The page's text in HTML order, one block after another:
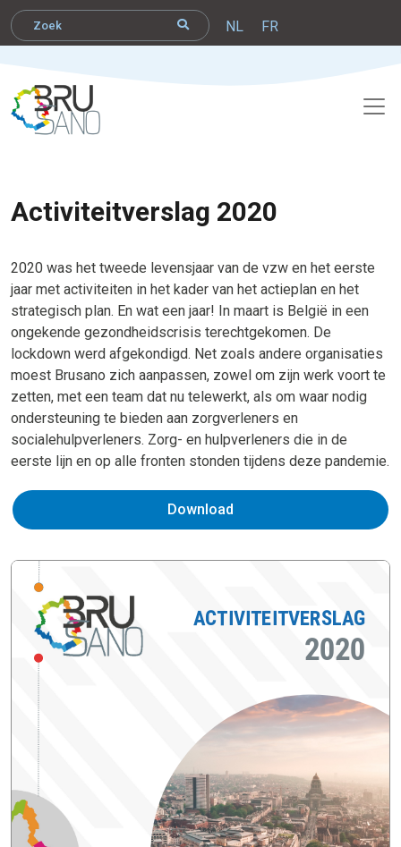
NL FR
Activiteitverslag 2020
2020 was het tweede levensjaar van de vzw en het eerste
jaar met activiteiten in het kader van het actieplan en het
strategisch plan. En wat een jaar! In maart is België in een
ongekende gezondheidscrisis terechtgekomen. De
lockdown werd afgekondigd. Net zoals andere organisaties
moest Brusano zich aanpassen, zowel om zijn werk voort te
zetten, met een team dat nu telewerkt, als om waar nodig
ondersteuning te bieden aan zorgverleners en
socialehulpverleners. Zorg- en hulpverleners die in de
eerste lijn en op alle fronten stonden tijdens deze pandemie.
Download